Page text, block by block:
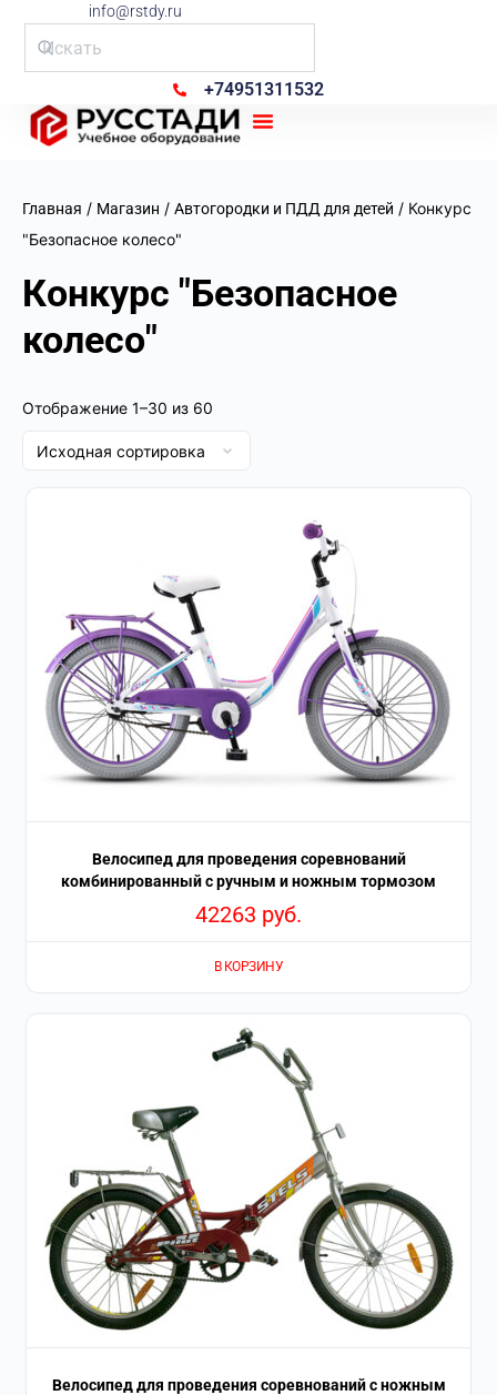
info@rstdy.ru
+74951311532
Главная / Магазин / Автогородки и ПДД для детей / Конкурс
"Безопасное колесо"
Конкурс "Безопасное
колесо"
Отображение 1–30 из 60
Велосипед для проведения соревнований
комбинированный с ручным и ножным тормозом
42263 руб.
В КОРЗИНУ
Велосипед для проведения соревнований с ножным